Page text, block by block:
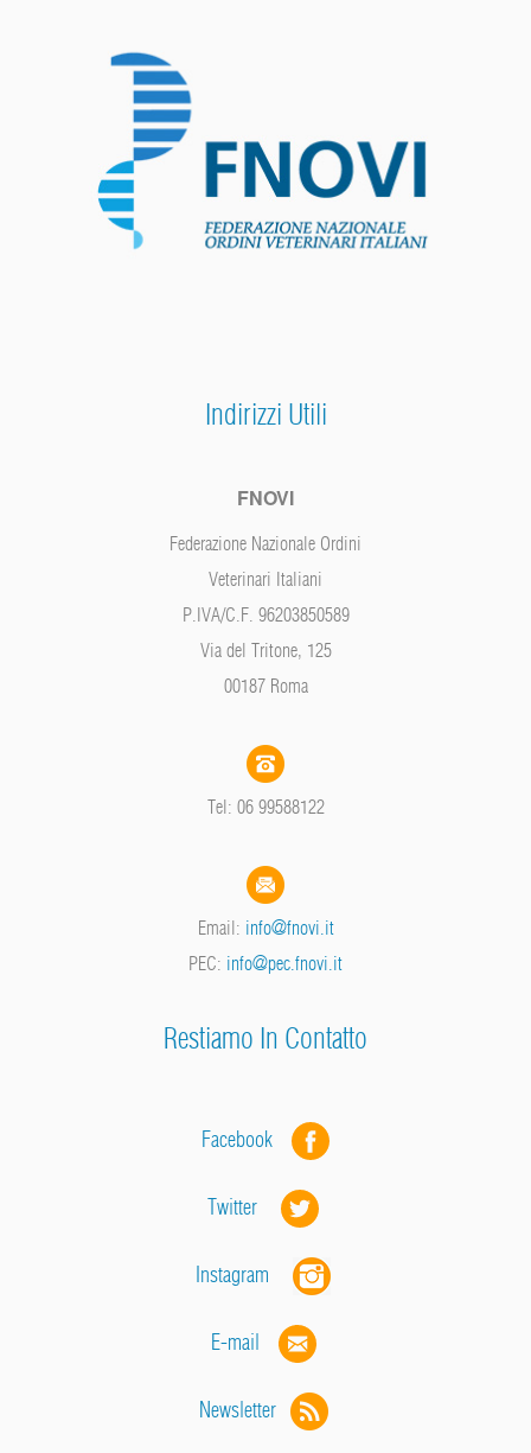
Indirizzi Utili
FNOVI
Federazione Nazionale Ordini
Veterinari Italiani
P.IVA/C.F. 96203850589
Via del Tritone, 125
00187 Roma
Tel: 06 99588122
Email: info@fnovi.it
PEC: info@pec.fnovi.it
Restiamo In Contatto
Facebook
Twitter
Instagram
E-mail
Newsletter